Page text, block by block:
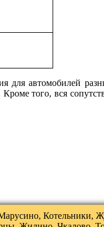
для автомобилей
того, вся
Котельники,